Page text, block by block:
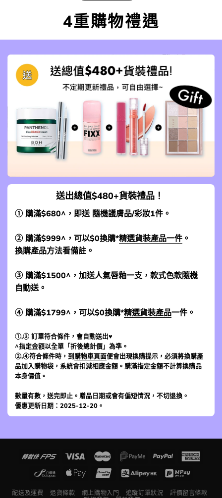
4重購物禮遇
送出總值$480+貨裝禮品！
① 購滿$680^，即送 隨機護膚品/彩妝1件。
② 購滿$999^，可以$0換購*精選貨裝產品一件 。
換購產品方法看備註。
③ 購滿$1500^，加送人氣唇釉一支，款式色款隨機
自動送。
④ 購滿$1799^，可以$0換購*精選貨裝產品一件。
①,③ 訂單符合條件，會自動送出♥
^指定金額以全單「折後總計價」為準。
②,④符合條件時，到 購物車頁面便會出現換購提示，必須將換購產
品加入購物袋，系統會扣減相應金額。購滿指定金額不計算換購品
本身價值。
數量有數，送完即止。贈品日期或會有偏短情況，不切退換。
優惠更新日期：2025-12-20。
配送及運費 退貨條款 網上購物入門 追蹤訂單狀況
評價留言條款